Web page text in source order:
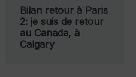
Bilan retour à Paris
2: je suis de retour
au Canada, à
Calgary